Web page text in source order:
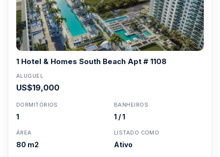
1 Hotel & Homes South Beach Apt # 1108
ALUGUEL
US$19,000
DORMITÓRIOS
1
BANHEIROS
1 / 1
ÁREA
80 m2
LISTADO COMO
Ativo